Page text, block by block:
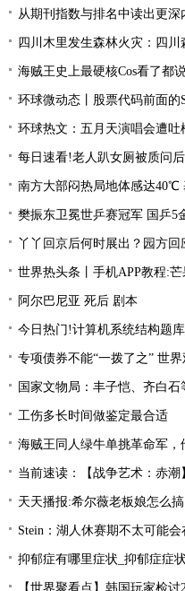
从期刊指数与排名中读出更深
四川木里发生森林火灾：四川
海贼王史上最硬核Cos看了都
环球微动态丨股票代码前面的SH、
环球热文：五月天演唱会遭
每日速看!老人趴女厕被质问
南方大部闷热局地体感达40℃
樊振东卫冕世乒赛冠军 国乒5
丫丫回京后何时展出？园方
世界热头条丨手机APP教程:芒果tvapp
阿尔巴尼亚 死后 剧本
今日热门!计算机系统结构题
专项债券不能“一拨了之” 世界
国家文物局：丰子恺、齐白石等
工伤多长时间做鉴定最合适
海贼王同人绿牛单挑革命军，
当前速读：【战争艺术：赤潮
天天播报:希尔薇老板娘怎么搞
Stein：湖人休赛期不太可能
抑郁症有哪里症状_抑郁症症
【世界聚看点】韩国玩家检讨2018年